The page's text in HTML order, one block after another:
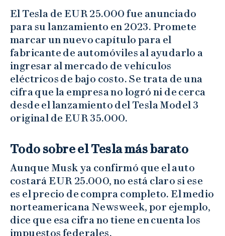
El Tesla de EUR 25.000 fue anunciado
para su lanzamiento en 2023. Promete
marcar un nuevo capítulo para el
fabricante de automóviles al ayudarlo a
ingresar al mercado de vehículos
eléctricos de bajo costo. Se trata de una
cifra que la empresa no logró ni de cerca
desde el lanzamiento del Tesla Model 3
original de EUR 35.000.
Todo sobre el Tesla más barato
Aunque Musk ya confirmó que el auto
costará EUR 25.000, no está claro si ese
es el precio de compra completo. El medio
norteamericana Newsweek, por ejemplo,
dice que esa cifra no tiene en cuenta los
impuestos federales.